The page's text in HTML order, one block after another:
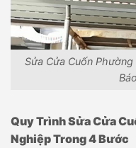
Sửa Cửa Cuốn
Quy Trình Sửa Cửa
Nghiệp Trong 4 Bước